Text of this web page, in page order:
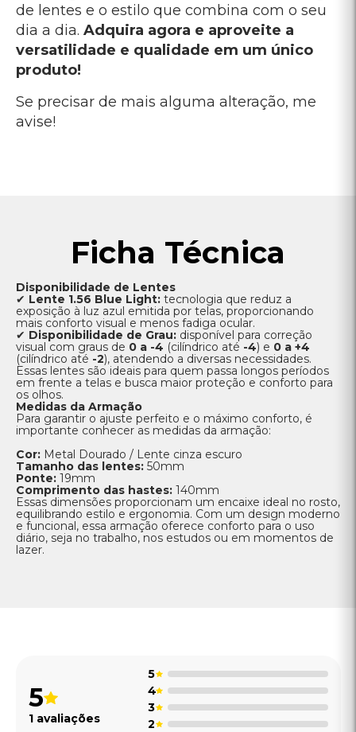
de lentes e o estilo que combina com o seu
dia a dia. Adquira agora e aproveite a
versatilidade e qualidade em um único
produto!
Se precisar de mais alguma alteração, me
avise!
Ficha Técnica
Disponibilidade de Lentes
✔ Lente 1.56 Blue Light:tecnologia que reduz a
exposição à luz azul emitida por telas, proporcionando
mais conforto visual e menos fadiga ocular.
✔ Disponibilidade de Grau:disponível para correção
visual com graus de 0 a -4 (cilíndrico até -4) e 0 a +4
(cilíndrico até -2), atendendo a diversas necessidades.
Essas lentes são ideais para quem passa longos períodos
em frente a telas e busca maior proteção e conforto para
os olhos.
Medidas da Armação
Para garantir o ajuste perfeito e o máximo conforto, é
importante conhecer as medidas da armação:
Cor: Metal Dourado / Lente cinza escuro
Tamanho das lentes:50mm
Ponte:19mm
Comprimento das hastes:140mm
Essas dimensões proporcionam um encaixe ideal no rosto,
equilibrando estilo e ergonomia. Com um design moderno
e funcional, essa armação oferece conforto para o uso
diário, seja no trabalho, nos estudos ou em momentos de
lazer.
5
1 avaliações
5
4
3
2